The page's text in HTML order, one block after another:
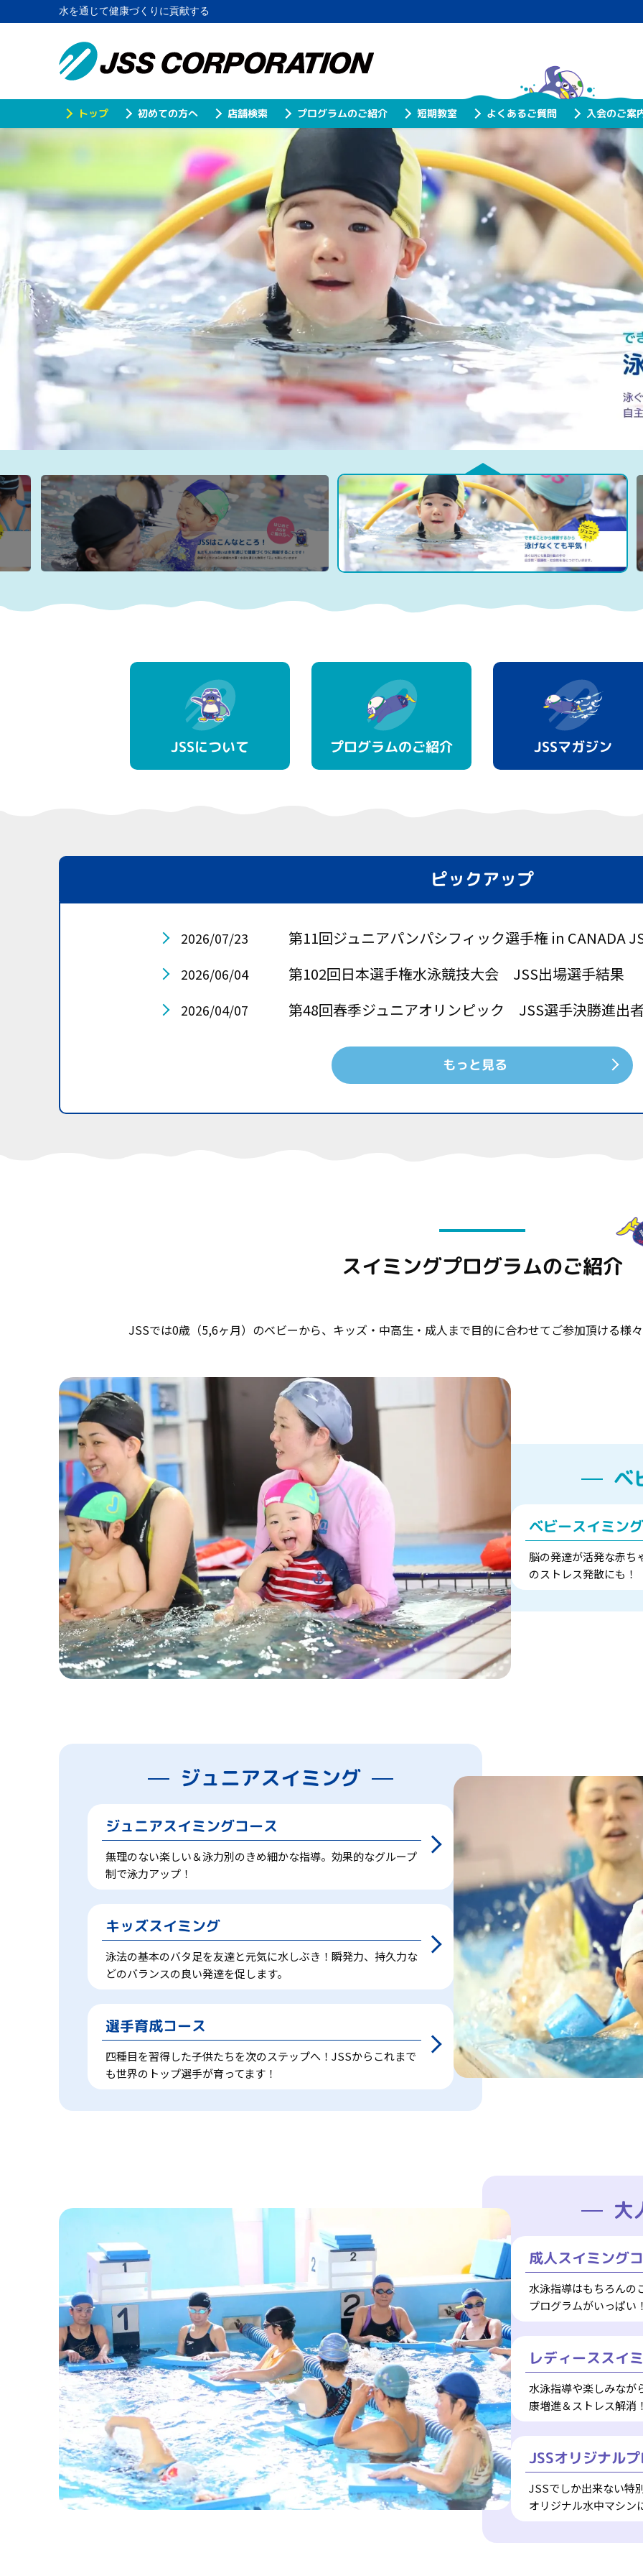
水を通じて健康づくりに貢献する
トップ 初めての方へ 店舗検索 プログラムのご紹介 短期教室 よくあるご質問 入会のご案
JSSについて プログラムのご紹介 JSSマガジン
ピックアップ
2026/07/23 第11回ジュニアパンパシフィック選手権 in CANADA
2026/06/04 第102回日本選手権水泳競技大会 JSS出場選手結果
2026/04/07 第48回春季ジュニアオリンピック JSS選手決勝進出
もっと見る
スイミングプログラムのご紹介
JSSでは0歳（5,6ヶ月）のベビーから、キッズ・中高生・成人まで目的に合わせてご参加頂ける様
ベ
ベビースイミン
脳の発達が活発な赤ち
のストレス発散にも！
ジュニアスイミング
ジュニアスイミングコース
無理のない楽しい＆泳力別のきめ細かな指導。効果的なグループ
制で泳力アップ！
キッズスイミング
泳法の基本のバタ足を友達と元気に水しぶき！瞬発力、持久力な
どのバランスの良い発達を促します。
選手育成コース
四種目を習得した子供たちを次のステップへ！JSSからこれまで
も世界のトップ選手が育ってます！
大
成人スイミング
水泳指導はもちろんの
プログラムがいっぱい
レディーススイ
水泳指導や楽しみなが
康増進＆ストレス解消
JSSオリジナル
JSSでしか出来ない特
オリジナル水中マシン